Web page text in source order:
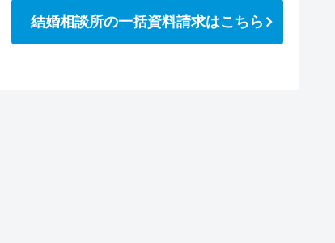
結婚相談所の一括資料請求はこちら